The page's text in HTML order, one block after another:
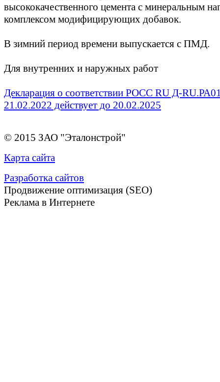
высококачественного цемента с минеральным
комплексом модифицирующих добавок.
В зимний период времени выпускается с ПМД.
Для внутренних и наружных работ
Декларация о соответствии РОСС RU Д-
21.02.2022 действует до 20.02.2025
© 2015 ЗАО "Эталонстрой"
Карта сайта
Разработка сайтов
Продвижение оптимизация (SEO)
Реклама в Интернете